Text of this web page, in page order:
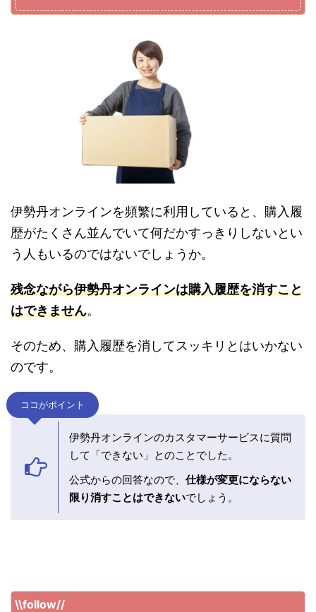
伊勢丹オンラインを頻繁に利用していると、購入履
歴がたくさん並んでいて何だかすっきりしないとい
う人もいるのではないでしょうか。
残念ながら伊勢丹オンラインは購入履歴を消すこと
はできません。
そのため、購入履歴を消してスッキリとはいかない
のです。
ココがポイント
伊勢丹オンラインのカスタマーサービスに質問
して「できない」とのことでした。
公式からの回答なので、 仕様が変更にならない
限り消すことはできないでしょう。
\\follow//